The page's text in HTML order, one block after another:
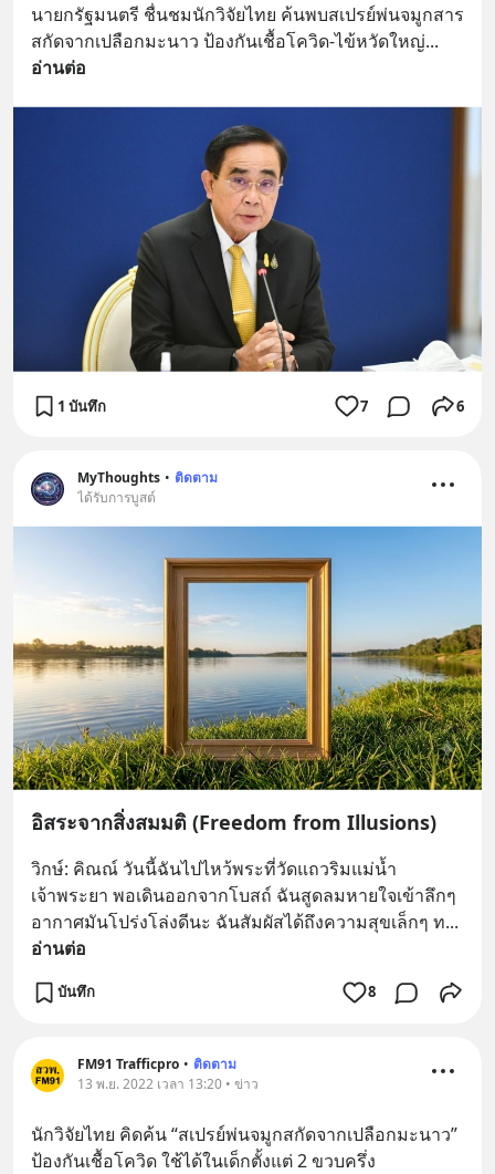
นายกรัฐมนตรี ชื่นชมนักวิจัยไทย ค้นพบสเปรย์พ่นจมูกสาร
สกัดจากเปลือกมะนาว ป้องกันเชื้อโควิด-ไข้หวัดใหญ่
อ่านต่อ
1 บันทึก 7 6
MyThoughts • ติดตาม
ได้รับการบูสต์
อิสระจากสิ่งสมมติ (Freedom from Illusions)
วิกษ์: คิณณ์ วันนี้ฉันไปไหว้พระที่วัดแถวริมแม่น้ำ
เจ้าพระยา พอเดินออกจากโบสถ์ ฉันสูดลมหายใจเข้าลึกๆ
อากาศมันโปร่งโล่งดีนะ ฉันสัมผัสได้ถึงความสุขเล็กๆ ท
อ่านต่อ
บันทึก 8
FM91 Trafficpro • ติดตาม
13 พ.ย. 2022 เวลา 13:20 • ข่าว
​นักวิจัยไทย คิดค้น “สเปรย์พ่นจมูกสกัดจากเปลือกมะนาว”
ป้องกันเชื้อโควิด ใช้ได้ในเด็กตั้งแต่ 2 ขวบครึ่ง